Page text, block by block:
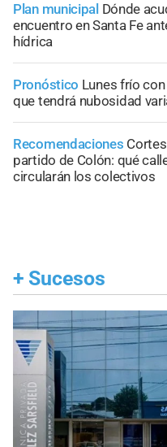
Plan municipal Dónde
encuentro en Santa Fe
hídrica
Pronóstico Lunes frío
que tendrá nubosidad
Recomendaciones
partido de Colón: qué
circularán los colectivos
+ Sucesos